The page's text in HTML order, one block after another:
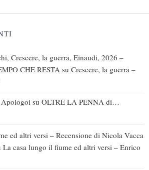
Crescere, la guerra, Einaudi, 2026 –
CHE RESTA su Crescere, la guerra –
Apologoisu OLTRE LA PENNA di…
ed altri versi – Recensione di Nicola Vacca
La casa lungo il fiume ed altri versi – Enrico